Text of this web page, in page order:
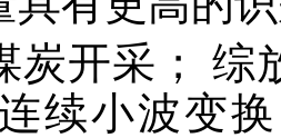
炭开采； 综
续小波变